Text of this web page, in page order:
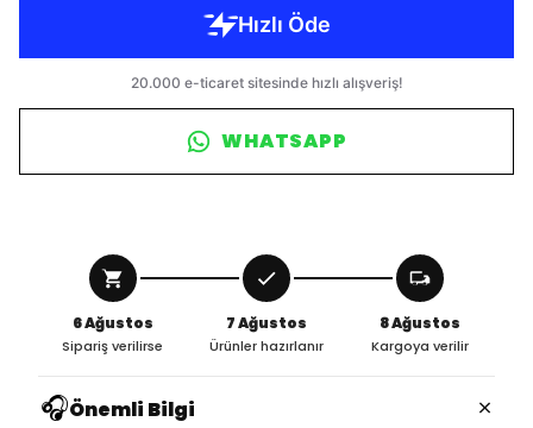
WHATSAPP
6 Ağustos
Sipariş verilirse
7 Ağustos
Ürünler hazırlanır
8 Ağustos
Kargoya verilir
🎧Önemli Bilgi ×